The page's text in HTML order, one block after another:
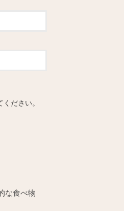
ださい。
な食べ物